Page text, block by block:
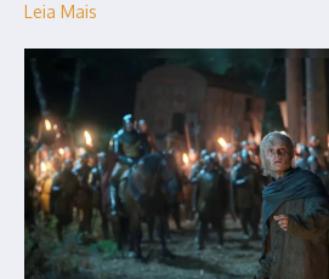
Leia Mais